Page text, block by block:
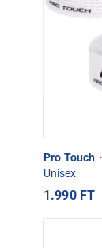
Pro Touch ·
Unisex
1.990 FT